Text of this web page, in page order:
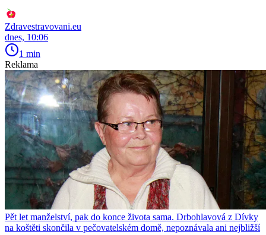
Zdravestravovani.eu
dnes, 10:06
1 min
Reklama
Pět let manželství, pak do konce života sama. Drbohlavová z Dívky
na koštěti skončila v pečovatelském domě, nepoznávala ani nejbližší